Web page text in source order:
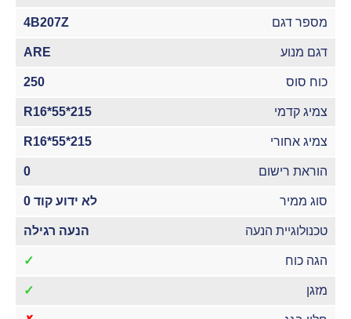
מספר דגם 4B207Z
דגם מנוע ARE
כוח סוס 250
צמיג קדמי 215*55*R16
צמיג אחורי 215*55*R16
הוראת רישום 0
סוג ממיר לא ידוע קוד 0
טכנולוגיית הנעה הנעה רגילה
הגה כוח ✓
מזגן ✓